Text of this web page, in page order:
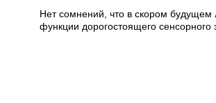
Нет сомнений, что в скором
функции дорогостоящего сенсорного